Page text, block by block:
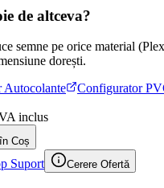
de altceva?
semne pe orice material
dorești.
Autocolante
Configurator
inclus
Coș
Suport Cerere Ofertă